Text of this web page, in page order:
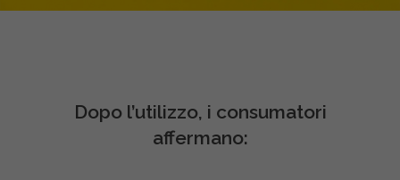
Dopo l’utilizzo, i consumatori
affermano: